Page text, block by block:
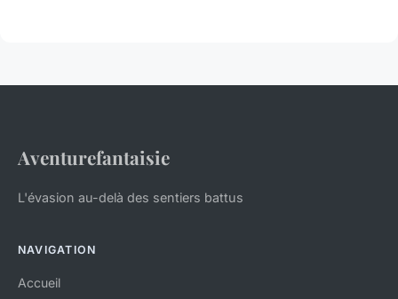
Aventurefantaisie
L'évasion au-delà des sentiers battus
NAVIGATION
Accueil